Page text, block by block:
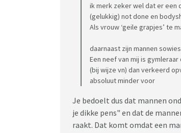
ik merk zeker wel dat er een
(gelukkig) not done en
Als vrouw ‘geile grapjes’ te
daarnaast zijn mannen
Een neef van mij is
(bij wijze vn) dan verkeerd
absoluut minder voor
Je bedoelt dus dat mannen
je dikke pens" en dat de
raakt. Dat komt omdat een